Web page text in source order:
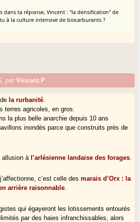
dans ta réponse, Vincent : "la densification" de
à la culture intensive de biocarburants ?
parVincent.P
la rurbanité
terres agricoles, en gros.
la plus belle anarchie depuis 10 ans
inondés parce que construits près de
allusion à l’arlésienne landaise des forages
c’est celle desmarais d’Orx : la
arrière raisonnable
qui égayeront les lotissements entourés
par des haies infranchissables, alors